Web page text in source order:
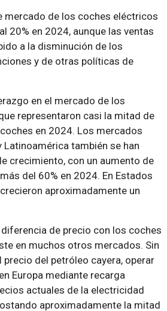
mercado de los coches eléctricos
20% en 2024, aunque las ventas
a la disminución de los
y de otras políticas de
en el mercado de los
representaron casi la mitad de
en 2024. Los mercados
Latinoamérica también se han
crecimiento, con un aumento de
del 60% en 2024. En Estados
aproximadamente un
de precio con los coches
en muchos otros mercados. Sin
precio del petróleo cayera, operar
Europa mediante recarga
actuales de la electricidad
aproximadamente la mitad